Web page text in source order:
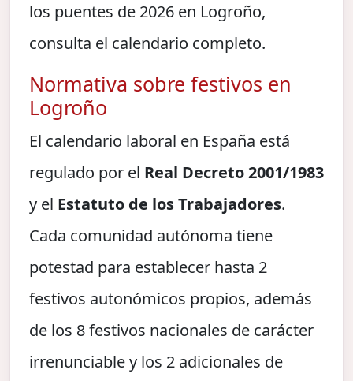
los puentes de 2026 en Logroño,
consulta el calendario completo.
Normativa sobre festivos en
Logroño
El calendario laboral en España está
regulado por el Real Decreto 2001/1983
y el Estatuto de los Trabajadores.
Cada comunidad autónoma tiene
potestad para establecer hasta 2
festivos autonómicos propios, además
de los 8 festivos nacionales de carácter
irrenunciable y los 2 adicionales de